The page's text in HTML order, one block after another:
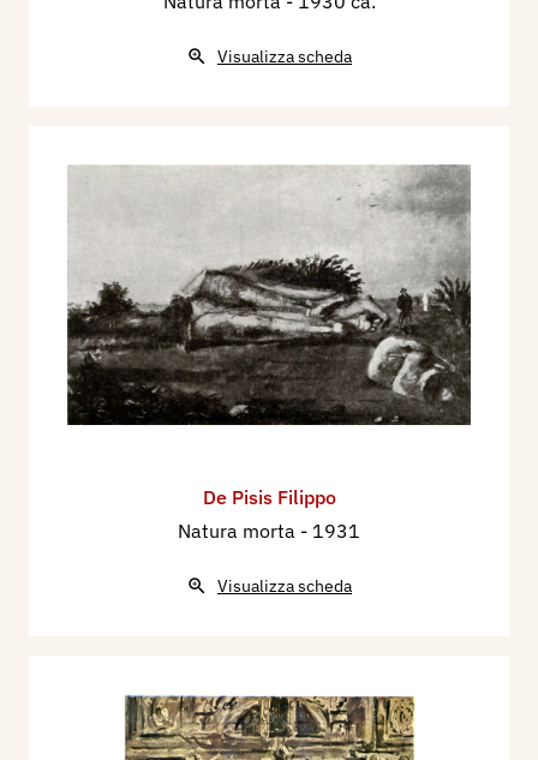
Visualizza scheda
De Pisis Filippo
Natura morta - 1931
Visualizza scheda